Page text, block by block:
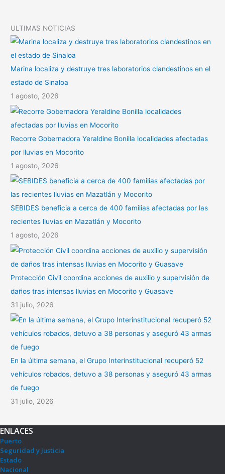
r
ULTIMAS NOTICIAS
Marina localiza y destruye tres laboratorios clandestinos en el
estado de Sinaloa
1 agosto, 2026
Recorre Gobernadora Yeraldine Bonilla localidades afectadas
por lluvias en Mocorito
1 agosto, 2026
SEBIDES beneficia a cerca de 400 familias afectadas por las
recientes lluvias en Mazatlán y Mocorito
1 agosto, 2026
Protección Civil coordina acciones de auxilio y supervisión de
daños tras intensas lluvias en Mocorito y Guasave
31 julio, 2026
En la última semana, el Grupo Interinstitucional recuperó 52
vehículos robados, detuvo a 38 personas y aseguró 43 armas
de fuego
31 julio, 2026
ENLACES
Puerto
Seguridad y Justicia
Estado
Nacional